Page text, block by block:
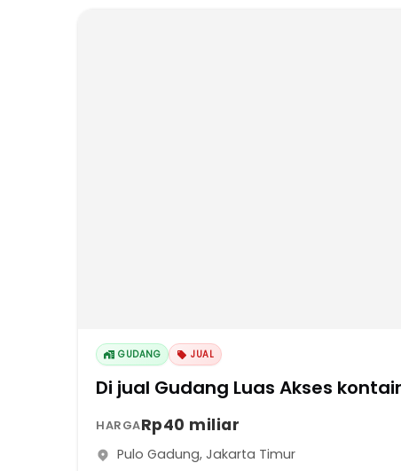
GUDANG JUAL
Di jual Gudang Luas Akses
HARGARp40 miliar
Pulo Gadung, Jakarta Timur